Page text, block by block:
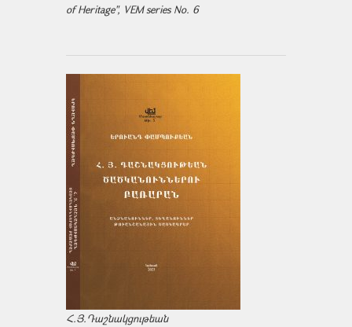
of Heritage", VEM series No. 6
Հ.Յ.Դաշնակցութեան